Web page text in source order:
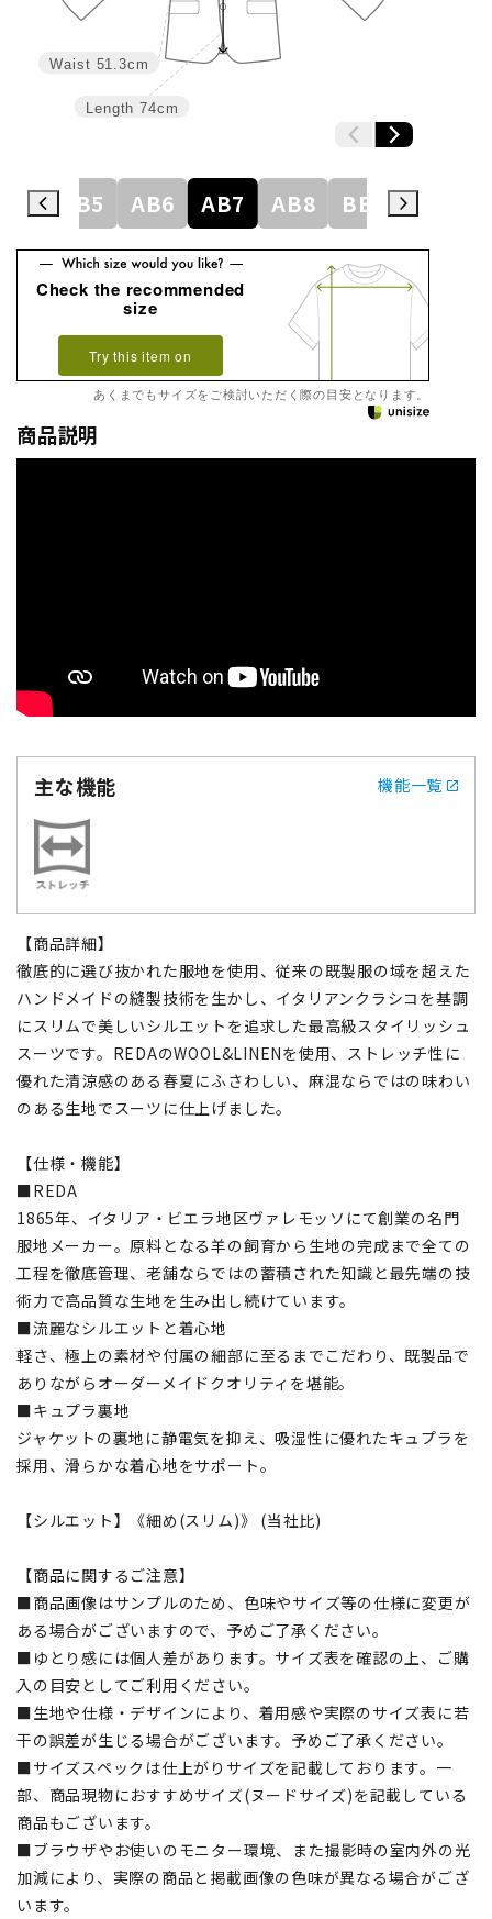
Length 74cm
Waist 51.3cm
AB5 AB6 AB7 AB8 BE3 BE4
Check the recommended
size
Try this item on
あくまでもサイズをご検討いただく際の目安となります。
商品説明
主な機能 機能一覧
【商品詳細】
徹底的に選び抜かれた服地を使用、従来の既製服の域を超えた
ハンドメイドの縫製技術を生かし、イタリアンクラシコを基調
にスリムで美しいシルエットを追求した最高級スタイリッシュ
スーツです。REDAのWOOL&LINENを使用、ストレッチ性に
優れた清涼感のある春夏にふさわしい、麻混ならではの味わい
のある生地でスーツに仕上げました。
【仕様・機能】
■REDA
1865年、イタリア・ビエラ地区ヴァレモッソにて創業の名門
服地メーカー。原料となる羊の飼育から生地の完成まで全ての
工程を徹底管理、老舗ならではの蓄積された知識と最先端の技
術力で高品質な生地を生み出し続けています。
■流麗なシルエットと着心地
軽さ、極上の素材や付属の細部に至るまでこだわり、既製品で
ありながらオーダーメイドクオリティを堪能。
■キュプラ裏地
ジャケットの裏地に静電気を抑え、吸湿性に優れたキュプラを
採用、滑らかな着心地をサポート。
【シルエット】《細め(スリム)》 (当社比)
【商品に関するご注意】
■商品画像はサンプルのため、色味やサイズ等の仕様に変更が
ある場合がございますので、予めご了承ください。
■ゆとり感には個人差があります。サイズ表を確認の上、ご購
入の目安としてご利用ください。
■生地や仕様・デザインにより、着用感や実際のサイズ表に若
干の誤差が生じる場合がございます。予めご了承ください。
■サイズスペックは仕上がりサイズを記載しております。一
部、商品現物におすすめサイズ(ヌードサイズ)を記載している
商品もございます。
■ブラウザやお使いのモニター環境、また撮影時の室内外の光
加減により、実際の商品と掲載画像の色味が異なる場合がござ
います。